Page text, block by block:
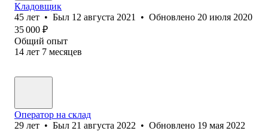
Кладовщик
45 лет • Был 12 августа 2021 • Обновлено 20 июля 2020
35 000 ₽
Общий опыт
14 лет 7 месяцев
Оператор на склад
29 лет • Был 21 августа 2022 • Обновлено 19 мая 2022